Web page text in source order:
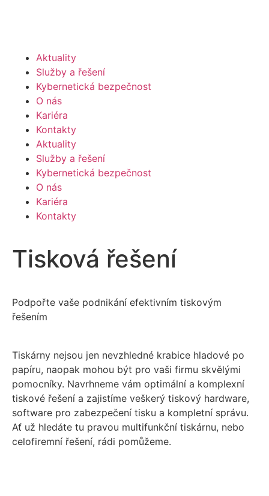
Aktuality
Služby a řešení
Kybernetická bezpečnost
O nás
Kariéra
Kontakty
Aktuality
Služby a řešení
Kybernetická bezpečnost
O nás
Kariéra
Kontakty
Tisková řešení
Podpořte vaše podnikání efektivním tiskovým
řešením
Tiskárny nejsou jen nevzhledné krabice hladové po
papíru, naopak mohou být pro vaši firmu skvělými
pomocníky. Navrhneme vám optimální a komplexní
tiskové řešení a zajistíme veškerý tiskový hardware,
software pro zabezpečení tisku a kompletní správu.
Ať už hledáte tu pravou multifunkční tiskárnu, nebo
celofiremní řešení, rádi pomůžeme.